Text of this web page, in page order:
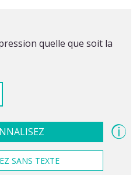
quelle que soit la
SANS TEXTE